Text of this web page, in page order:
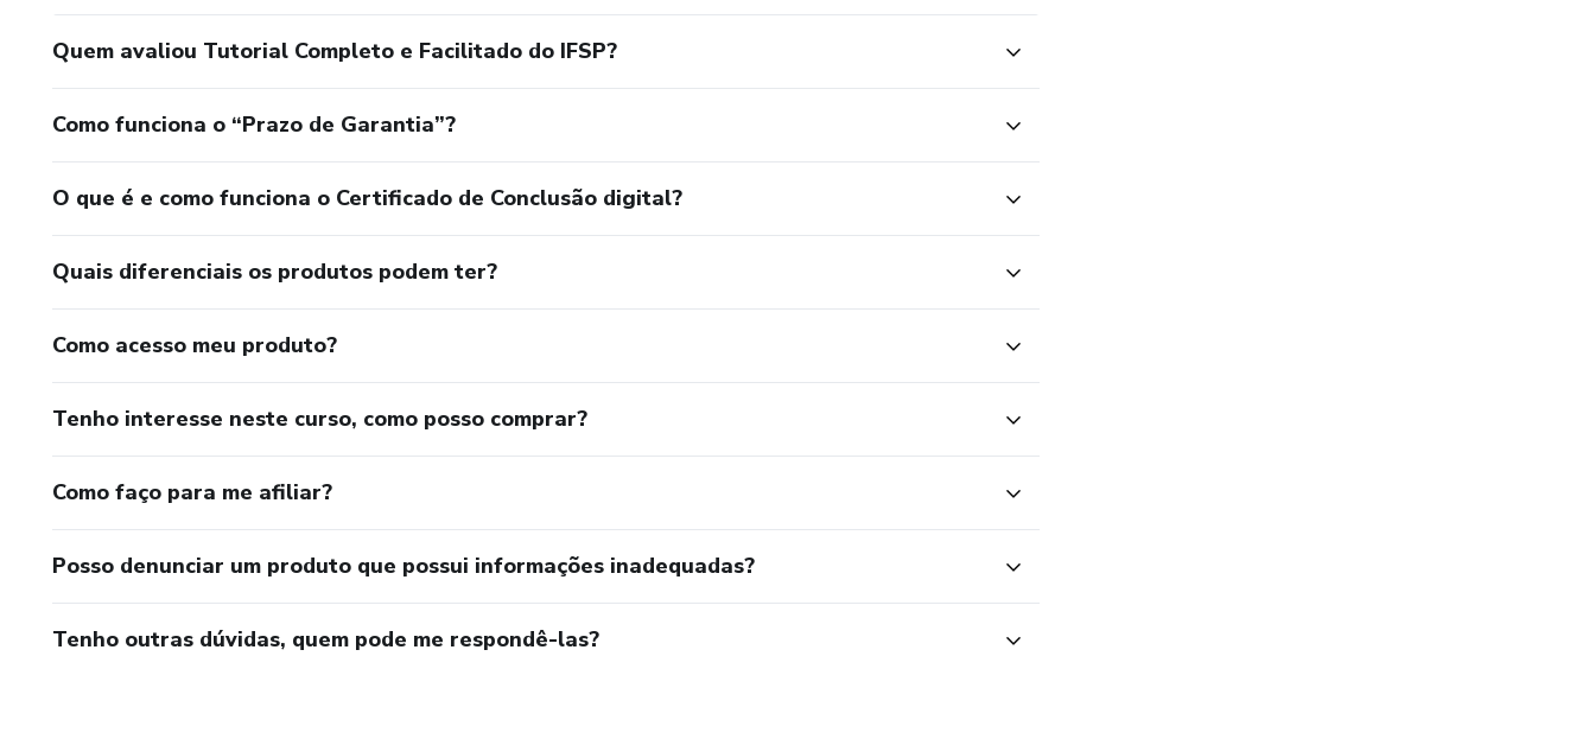
Quem avaliou Tutorial Completo e Facilitado do IFSP?
Como funciona o “Prazo de Garantia”?
O que é e como funciona o Certificado de Conclusão digital?
Quais diferenciais os produtos podem ter?
Como acesso meu produto?
Tenho interesse neste curso, como posso comprar?
Como faço para me afiliar?
Posso denunciar um produto que possui informações inadequadas?
Tenho outras dúvidas, quem pode me respondê-las?